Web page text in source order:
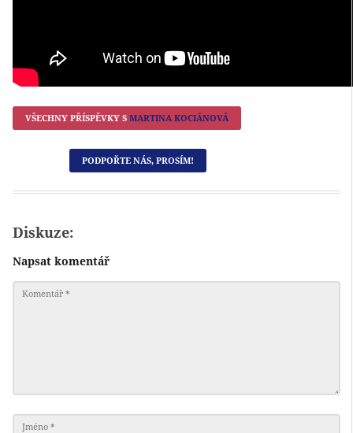
VŠECHNY PŘÍSPĚVKY S MARTINA KOCIÁNOVÁ
PODPOŘTE NÁS, PROSÍM!
Diskuze:
Napsat komentář